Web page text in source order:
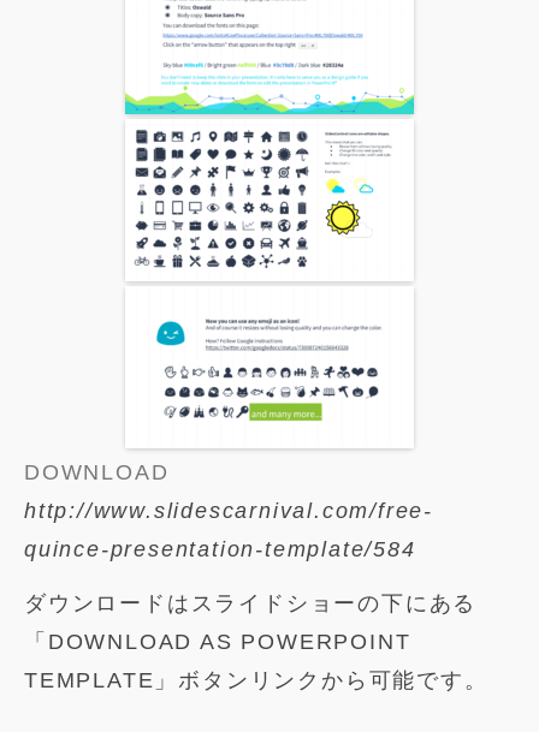
DOWNLOAD
http://www.slidescarnival.com/free-
quince-presentation-template/584
ダウンロードはスライドショーの下にある
「DOWNLOAD AS POWERPOINT
TEMPLATE」ボタンリンクから可能です。